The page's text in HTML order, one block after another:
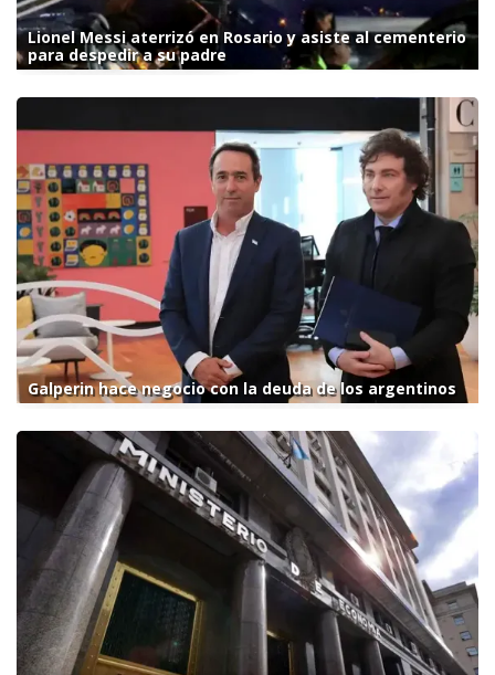
Lionel Messi aterrizó en Rosario y asiste al cementerio
para despedir a su padre
Galperin hace negocio con la deuda de los argentinos